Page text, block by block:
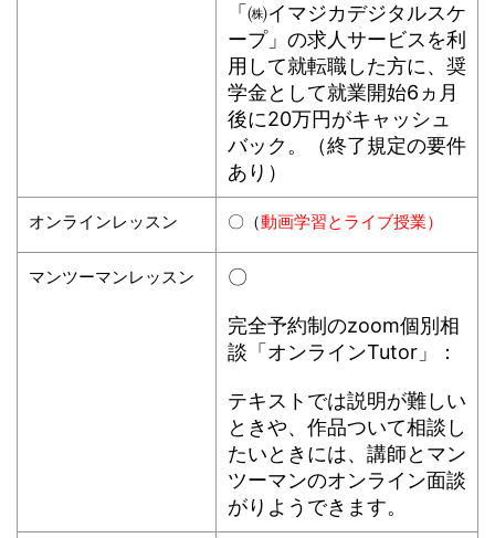
「㈱イマジカデジタルスケ
ープ」の求人サービスを利
用して就転職した方に、奨
学金として就業開始6ヵ月
後に20万円がキャッシュ
バック。（終了規定の要件
あり）
オンラインレッスン 〇（動画学習とライブ授業）
マンツーマンレッスン 〇
完全予約制のzoom個別相
談「オンラインTutor」：
テキストでは説明が難しい
ときや、作品ついて相談し
たいときには、講師とマン
ツーマンのオンライン面談
がりようできます。